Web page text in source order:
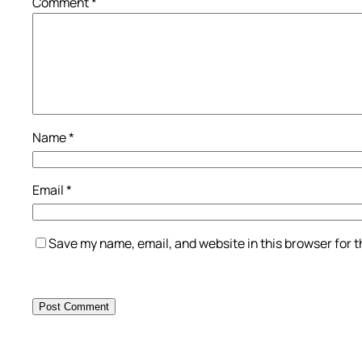
Name*
Email*
Save my name, email, and website in this browser for